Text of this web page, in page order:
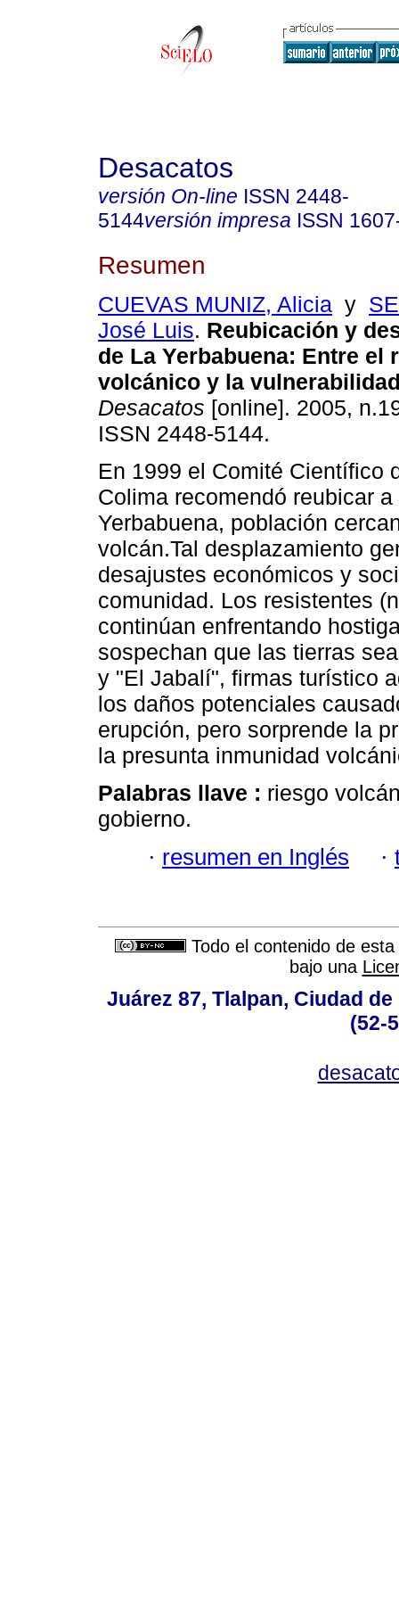
Desacatos
versión On-line ISSN 2448-
5144versión impresa ISSN
Resumen
CUEVAS MUNIZ, Alicia y
José Luis. Reubicación y
de La Yerbabuena: Entre el
volcánico y la
Desacatos [online]. 2005,
ISSN 2448-5144.
En 1999 el Comité Científico
Colima recomendó reubicar a
Yerbabuena, población
volcán.Tal desplazamiento
desajustes económicos y
comunidad. Los resistentes
continúan enfrentando
sospechan que las tierras
y "El Jabalí", firmas turístico
los daños potenciales
erupción, pero sorprende la
la presunta inmunidad
Palabras llave : riesgo
gobierno.
· resumen en Inglés ·
Todo el contenido de
bajo una
Juárez 87, Tlalpan, Ciudad
(52-